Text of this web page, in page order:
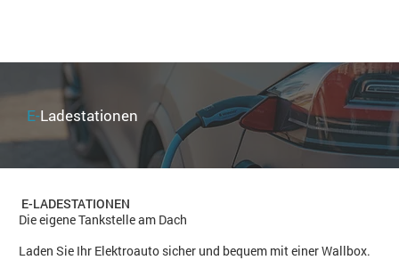
E-Ladestationen
E-LADESTATIONEN
Die eigene Tankstelle am Dach
Laden Sie Ihr Elektroauto sicher und bequem mit einer Wallbox.